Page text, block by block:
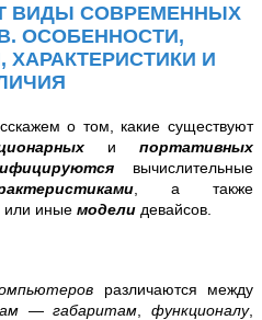
ВИДЫ СОВРЕМЕННЫХ
ОСОБЕННОСТИ,
И
о том, какие существуют
и портативных
вычислительные
, а также
или иные модели девайсов.
различаются между
—габаритам ,функционалу,